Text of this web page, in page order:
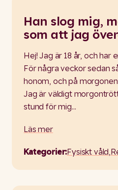
Han slog mig,
som att jag
Hej! Jag är 18 år, och har
För några veckor sedan
honom, och på
Jag är väldigt
stund för mig…
Läs mer
Kategorier:Fysiskt våld,